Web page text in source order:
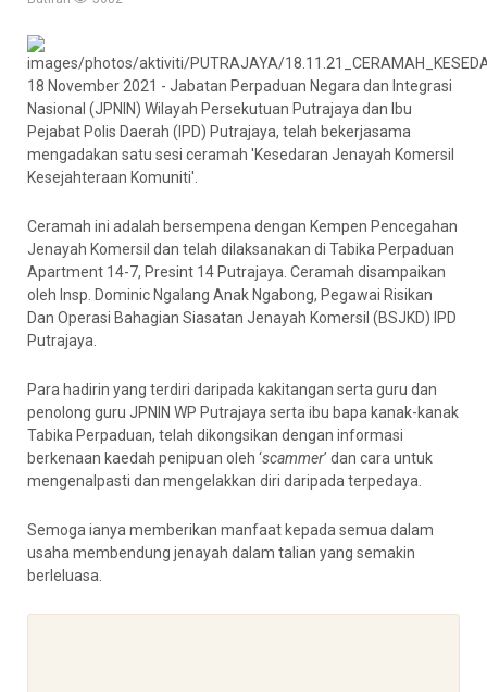
18 November 2021 - Jabatan Perpaduan Negara dan Integrasi
Nasional (JPNIN) Wilayah Persekutuan Putrajaya dan Ibu
Pejabat Polis Daerah (IPD) Putrajaya, telah bekerjasama
mengadakan satu sesi ceramah 'Kesedaran Jenayah Komersil
Kesejahteraan Komuniti'.
Ceramah ini adalah bersempena dengan Kempen Pencegahan
Jenayah Komersil dan telah dilaksanakan di Tabika Perpaduan
Apartment 14-7, Presint 14 Putrajaya. Ceramah disampaikan
oleh Insp. Dominic Ngalang Anak Ngabong, Pegawai Risikan
Dan Operasi Bahagian Siasatan Jenayah Komersil (BSJKD) IPD
Putrajaya.
Para hadirin yang terdiri daripada kakitangan serta guru dan
penolong guru JPNIN WP Putrajaya serta ibu bapa kanak-kanak
Tabika Perpaduan, telah dikongsikan dengan informasi
berkenaan kaedah penipuan oleh ‘scammer’ dan cara untuk
mengenalpasti dan mengelakkan diri daripada terpedaya.
Semoga ianya memberikan manfaat kepada semua dalam
usaha membendung jenayah dalam talian yang semakin
berleluasa.